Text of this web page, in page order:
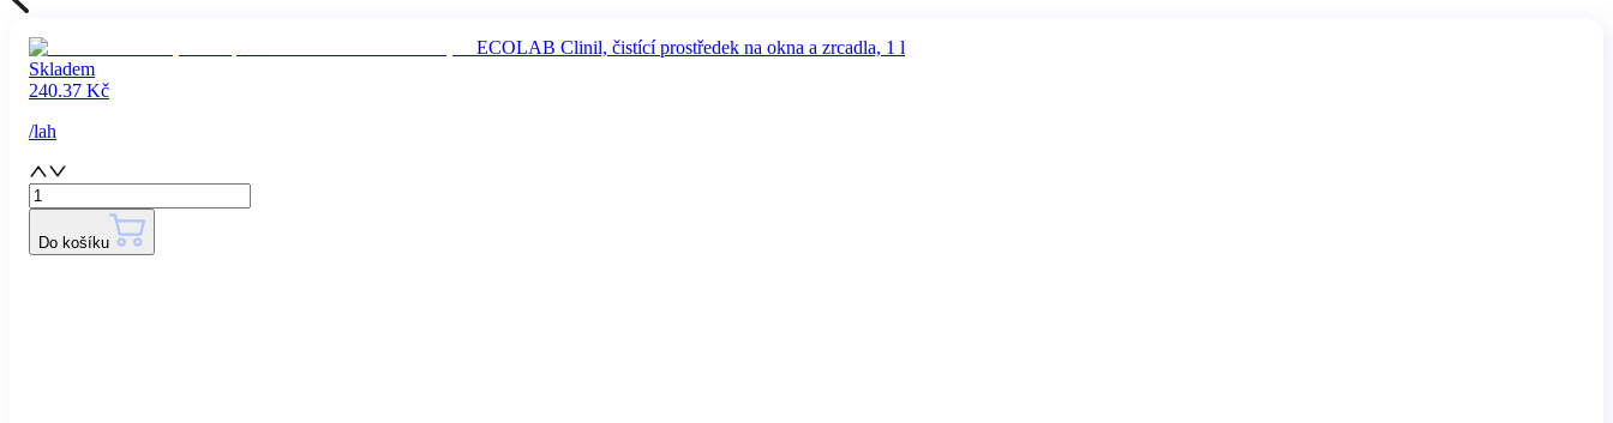
ECOLAB Clinil, čistící prostředek na okna a zrcadla, 1 l
Skladem
240.37 Kč
/lah
Do košíku